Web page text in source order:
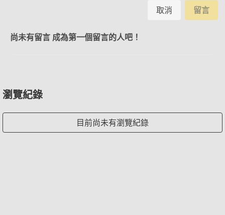
取消 留言
尚未有留言 成為第一個留言的人吧！
瀏覽紀錄
目前尚未有瀏覽紀錄